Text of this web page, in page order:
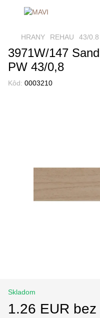
HRANY REHAU 43/0.8
3971W/147
PW 43/0,8
Kôd: 0003210
Skladom
1.26 EUR bez